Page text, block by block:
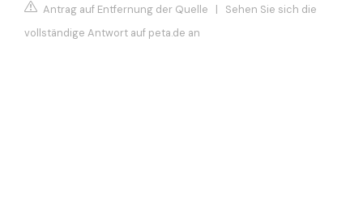
Antrag auf Entfernung der Quelle | Sehen Sie sich die
vollständige Antwort auf peta.de an